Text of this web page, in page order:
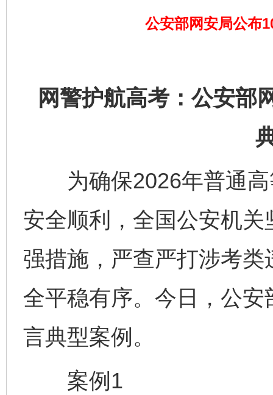
公安部网安局公布
网警护航高考：公安部
为确保2026年普通高
安全顺利，全国公安机
强措施，严查严打涉考
全平稳有序。今日，公
言典型案例。
案例1